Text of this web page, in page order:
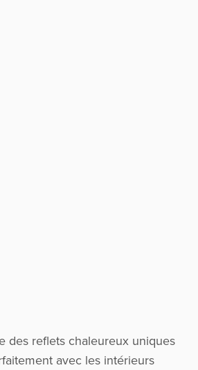
des reflets chaleureux uniques
avec les intérieurs